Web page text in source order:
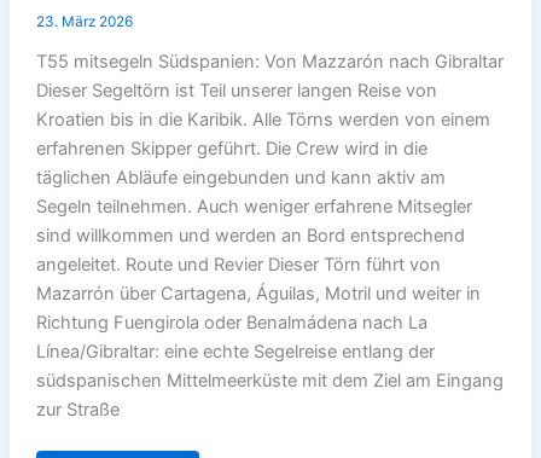
23. März 2026
T55 mitsegeln Südspanien: Von Mazzarón nach Gibraltar
Dieser Segeltörn ist Teil unserer langen Reise von
Kroatien bis in die Karibik. Alle Törns werden von einem
erfahrenen Skipper geführt. Die Crew wird in die
täglichen Abläufe eingebunden und kann aktiv am
Segeln teilnehmen. Auch weniger erfahrene Mitsegler
sind willkommen und werden an Bord entsprechend
angeleitet. Route und Revier Dieser Törn führt von
Mazarrón über Cartagena, Águilas, Motril und weiter in
Richtung Fuengirola oder Benalmádena nach La
Línea/Gibraltar: eine echte Segelreise entlang der
südspanischen Mittelmeerküste mit dem Ziel am Eingang
zur Straße